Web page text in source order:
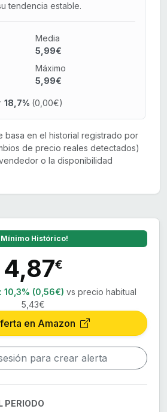
tendencia estable.
Media
5,99€
Máximo
5,99€
18,7% (0,00€)
basa en el historial registrado por
de precio reales detectados)
o la disponibilidad
Histórico!
4,87€
10,3% (0,56€) vs precio habitual
5,43€
en Amazon
para crear alerta
PERIODO